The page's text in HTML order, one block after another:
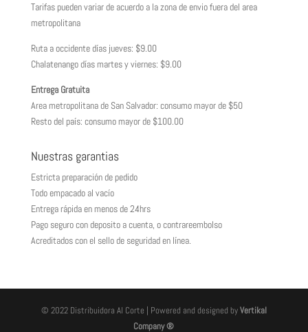
Tarifas pueden variar de acuerdo a la zona de envio fuera del area
metropolitana
Ruta a occidente días jueves: $9.00
Chalatenango días martes y viernes: $9.00
Entrega Gratuita
Area metropolitana de San Salvador: consumo mayor de $50
Resto del país: consumo mayor de $100.00
Nuestras garantias
Estricta preparación de pedido
Todo empacado al vacío
Entrega rápida en menos de 24hrs
Pago seguro con deposito a cuenta, o contrareembolso
Acreditados con el sello de seguridad en línea.
© 2022 Distribuidora Al Corte | Powered and designed byVertikal
Company ®